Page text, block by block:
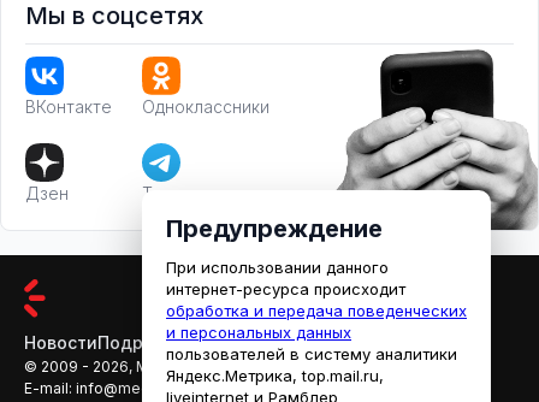
Мы в соцсетях
ВКонтакте Одноклассники
Дзен Телеграм
НовостиПодробностиАфишаКино
© 2009 - 2026, МЕДИАРЯЗАНЬ
E-mail: info@mediaryazan.ru
reklama@mediaryazan.ru
Предупреждение
При использовании данного
интернет-ресурса происходит
обработка и передача поведенческих
и персональных данных
пользователей в систему аналитики
Яндекс.Метрика, top.mail.ru,
liveinternet и Рамблер